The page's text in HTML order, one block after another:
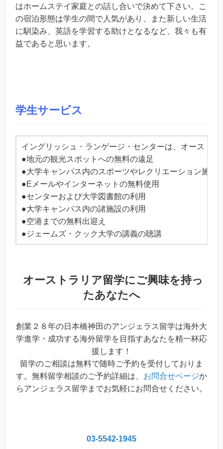
はホームステイ家庭との話し合いで決めて下さい。こ
の宿泊形態は学生の間で人気があり、また新しい生活
に馴染み、英語を学習する助けとなるなど、我々も有
益であると思います。
学生サービス
イングリッシュ・ランゲージ・センターは、オースト
●地元の観光スポットへの無料の遠足
●大学キャンパス内のスポーツやレクリエーション施設
●Eメールやインターネットの無料使用
●センターおよび大学図書館の利用
●大学キャンパス内の諸施設の利用
●空港までの無料出迎え
●ジェームズ・クック大学の講義の聴講
オーストラリア留学にご興味を持っ
たあなたへ
創業２８年の日本橋神田のアンジェラス留学は海外大
学進学・成功する海外留学を目指すあなたを精一杯応
援します！
留学のご相談は無料で随時ご予約を受付しておりま
す。無料留学相談のご予約詳細は、 お問合せページか
らアンジェラス留学までお気軽にお問合せください。
03-5542-1945